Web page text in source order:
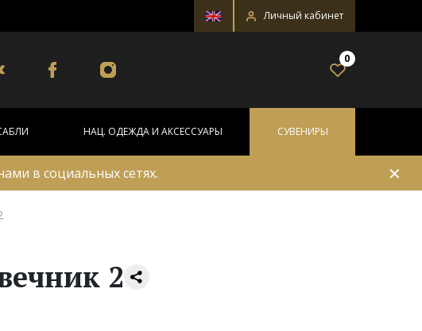
Личный кабинет
0
НАЦ. ОДЕЖДА И АКСЕССУАРЫ СУВЕНИРЫ
в социальных сетях. ✕
2